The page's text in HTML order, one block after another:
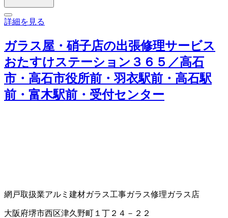
詳細を見る
ガラス屋・硝子店の出張修理サービス
おたすけステーション３６５／高石
市・高石市役所前・羽衣駅前・高石駅
前・富木駅前・受付センター
網戸取扱業アルミ建材ガラス工事ガラス修理ガラス店
大阪府堺市西区津久野町１丁２４－２２